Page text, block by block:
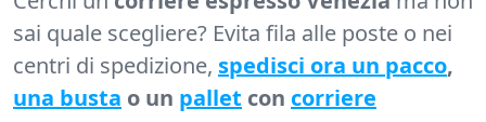
sai quale scegliere? Evita fila alle poste o nei
centri di spedizione, spedisci ora un pacco,
una busta o un pallet con corriere